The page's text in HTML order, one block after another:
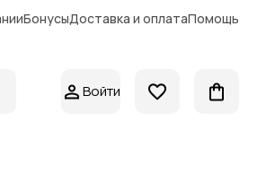
БонусыДоставка и оплатаПомощь
Войти